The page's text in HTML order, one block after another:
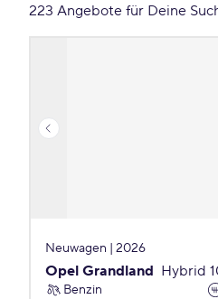
223 Angebote für Deine
Neuwagen | 2026
Opel Grandland Hybrid
Benzin